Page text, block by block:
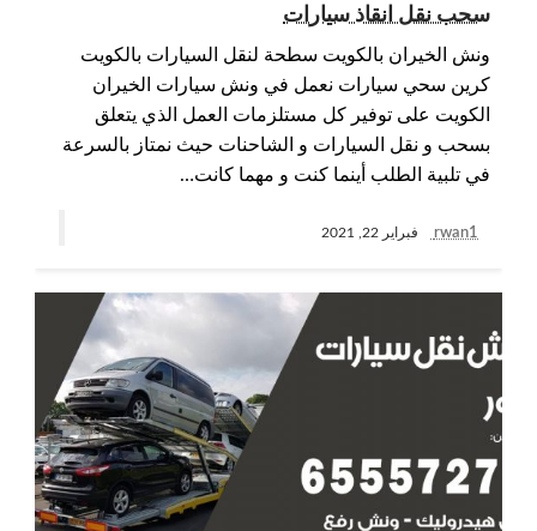
سحب نقل انقاذ سيارات
ونش الخيران بالكويت سطحة لنقل السيارات بالكويت
كرين سحي سيارات نعمل في ونش سيارات الخيران
الكويت على توفير كل مستلزمات العمل الذي يتعلق
بسحب و نقل السيارات و الشاحنات حيث نمتاز بالسرعة
في تلبية الطلب أينما كنت و مهما كانت…
rwan1 فبراير 22, 2021